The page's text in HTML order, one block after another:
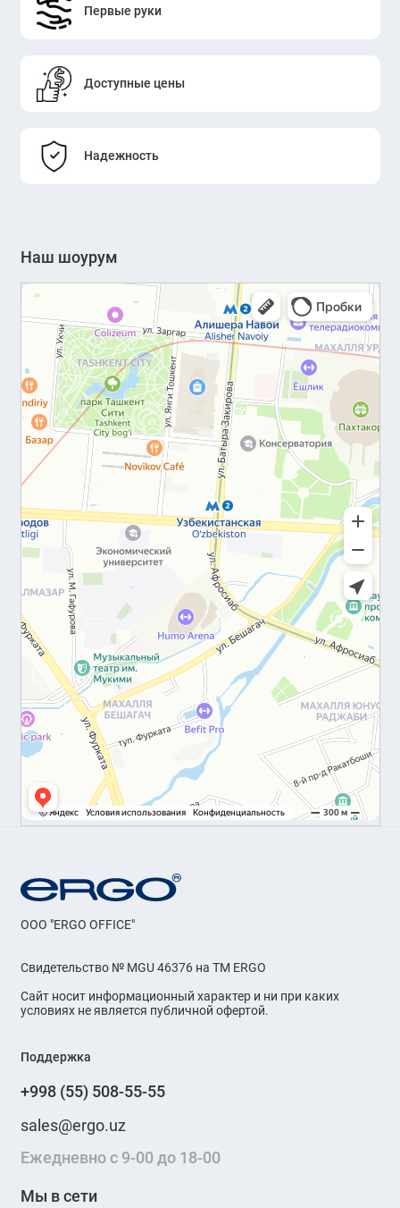
Первые руки
Доступные цены
Надежность
Наш шоурум
OOO "ERGO OFFICE"
Свидетельство № MGU 46376 на ТМ ERGO
Сайт носит информационный характер и ни при каких
условиях не является публичной офертой.
Поддержка
+998 (55) 508-55-55
sales@ergo.uz
Ежедневно с 9-00 до 18-00
Мы в сети